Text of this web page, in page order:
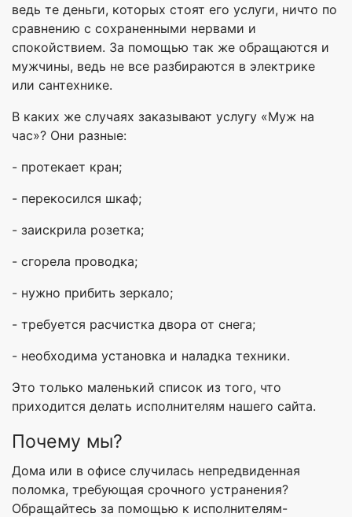
ведь те деньги, которых стоят его услуги, ничто по
сравнению с сохраненными нервами и
спокойствием. За помощью так же обращаются и
мужчины, ведь не все разбираются в электрике
или сантехнике.
В каких же случаях заказывают услугу «Муж на
час»? Они разные:
- протекает кран;
- перекосился шкаф;
- заискрила розетка;
- сгорела проводка;
- нужно прибить зеркало;
- требуется расчистка двора от снега;
- необходима установка и наладка техники.
Это только маленький список из того, что
приходится делать исполнителям нашего сайта.
Почему мы?
Дома или в офисе случилась непредвиденная
поломка, требующая срочного устранения?
Обращайтесь за помощью к исполнителям-